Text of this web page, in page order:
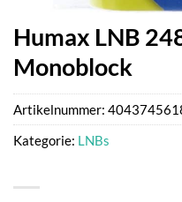
Humax LNB
Monoblock
Artikelnummer:
Kategorie: LNBs